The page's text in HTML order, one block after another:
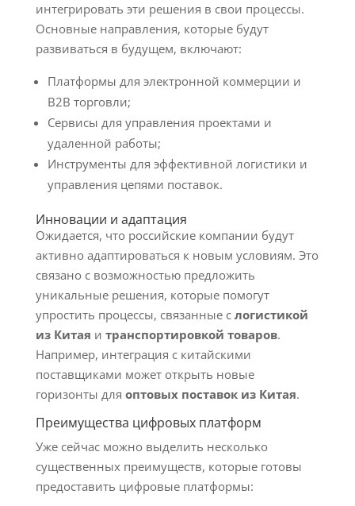
интегрировать эти решения в свои процессы.
Основные направления, которые будут
развиваться в будущем, включают:
Платформы для электронной коммерции и
B2B торговли;
Сервисы для управления проектами и
удаленной работы;
Инструменты для эффективной логистики и
управления цепями поставок.
Инновации и адаптация
Ожидается, что российские компании будут
активно адаптироваться к новым условиям. Это
связано с возможностью предложить
уникальные решения, которые помогут
упростить процессы, связанные с логистикой
из Китая и транспортировкой товаров.
Например, интеграция с китайскими
поставщиками может открыть новые
горизонты для оптовых поставок из Китая.
Преимущества цифровых платформ
Уже сейчас можно выделить несколько
существенных преимуществ, которые готовы
предоставить цифровые платформы: